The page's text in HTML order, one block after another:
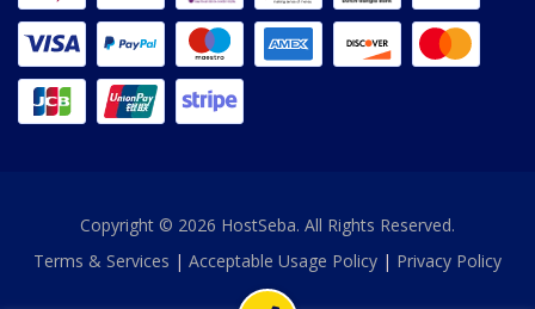
Copyright © 2026 HostSeba. All Rights Reserved.
Terms & Services | Acceptable Usage Policy | Privacy Policy